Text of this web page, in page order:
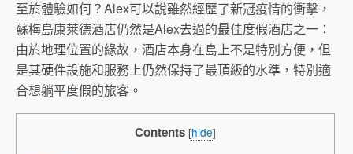
至於體驗如何？Alex可以說雖然經歷了新冠疫情的衝擊，
蘇梅島康萊德酒店仍然是Alex去過的最佳度假酒店之一：
由於地理位置的緣故，酒店本身在島上不是特別方便，但
是其硬件設施和服務上仍然保持了最頂級的水準，特別適
合想躺平度假的旅客。
Contents [hide]